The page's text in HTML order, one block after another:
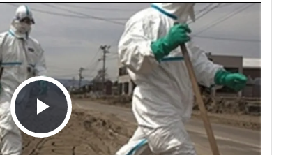
Play Video